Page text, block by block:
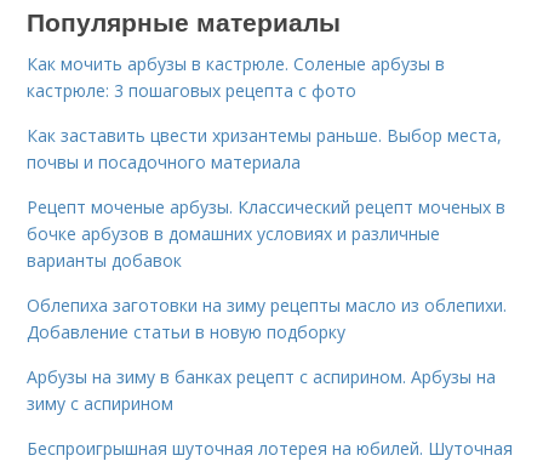
Популярные материалы
Как мочить арбузы в кастрюле. Соленые арбузы в
кастрюле: 3 пошаговых рецепта с фото
Как заставить цвести хризантемы раньше. Выбор места,
почвы и посадочного материала
Рецепт моченые арбузы. Классический рецепт моченых в
бочке арбузов в домашних условиях и различные
варианты добавок
Облепиха заготовки на зиму рецепты масло из облепихи.
Добавление статьи в новую подборку
Арбузы на зиму в банках рецепт с аспирином. Арбузы на
зиму с аспирином
Беспроигрышная шуточная лотерея на юбилей. Шуточная